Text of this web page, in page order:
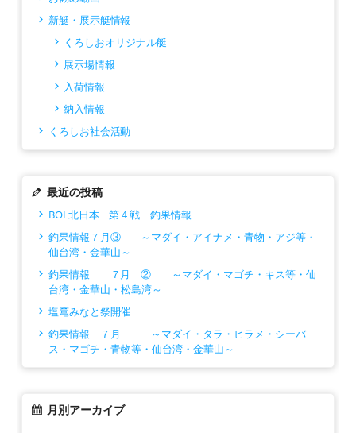
新艇・展示艇情報
くろしおオリジナル艇
展示場情報
入荷情報
納入情報
くろしお社会活動
最近の投稿
BOL北日本 第４戦 釣果情報
釣果情報７月③ ～マダイ・アイナメ・青物・アジ等・
仙台湾・金華山～
釣果情報 ７月 ② ～マダイ・マゴチ・キス等・仙
台湾・金華山・松島湾～
塩竃みなと祭開催
釣果情報 ７月 ～マダイ・タラ・ヒラメ・シーバ
ス・マゴチ・青物等・仙台湾・金華山～
月別アーカイブ